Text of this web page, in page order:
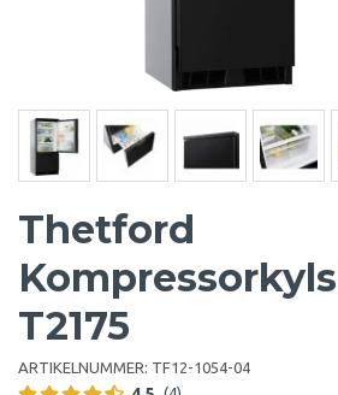
Thetford
T2175
ARTIKELNUMMER: TF12-1054-04